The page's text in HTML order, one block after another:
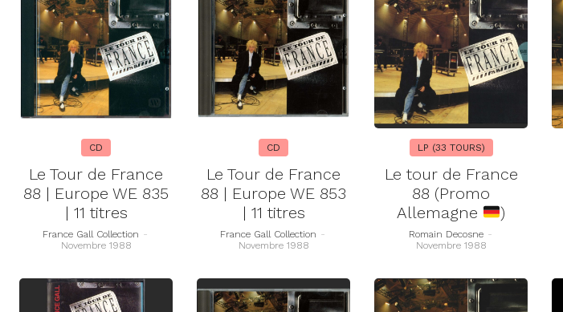
CD
Le Tour de France
88 | Europe WE 835
| 11 titres
France Gall Collection -
Novembre 1988
CD
Le Tour de France
88 | Europe WE 853
| 11 titres
France Gall Collection -
Novembre 1988
LP (33 TOURS)
Le tour de France
88 (Promo
Allemagne
)
Romain Decosne -
Novembre 1988